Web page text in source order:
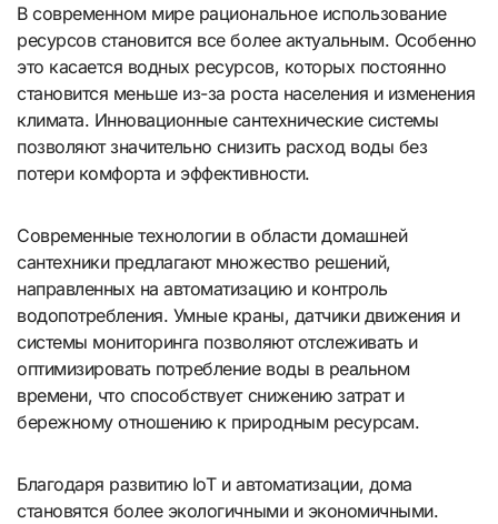
В современном мире рациональное использование
ресурсов становится все более актуальным. Особенно
это касается водных ресурсов, которых постоянно
становится меньше из-за роста населения и изменения
климата. Инновационные сантехнические системы
позволяют значительно снизить расход воды без
потери комфорта и эффективности.
Современные технологии в области домашней
сантехники предлагают множество решений,
направленных на автоматизацию и контроль
водопотребления. Умные краны, датчики движения и
системы мониторинга позволяют отслеживать и
оптимизировать потребление воды в реальном
времени, что способствует снижению затрат и
бережному отношению к природным ресурсам.
Благодаря развитию IoT и автоматизации, дома
становятся более экологичными и экономичными.